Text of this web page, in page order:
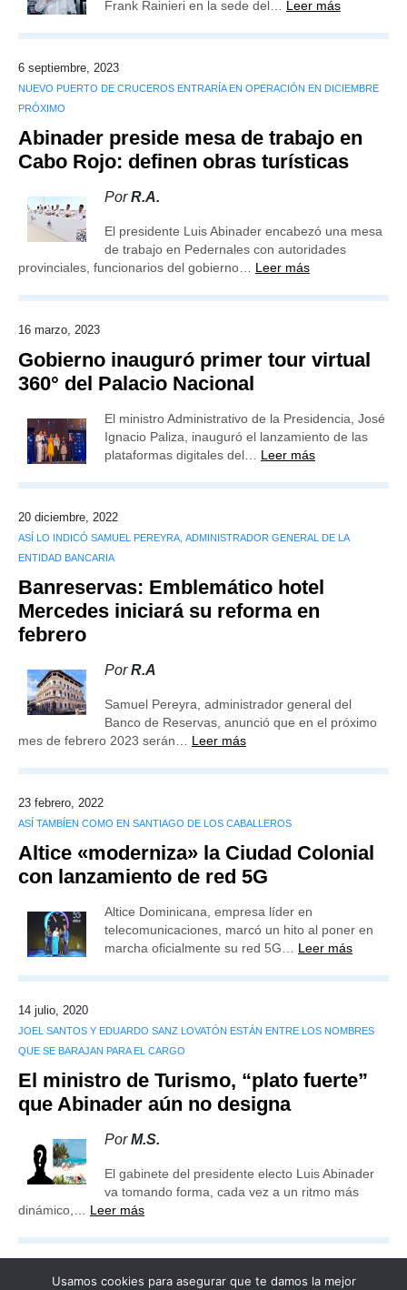
Frank Rainieri en la sede del… Leer más
6 septiembre, 2023
NUEVO PUERTO DE CRUCEROS ENTRARÍA EN OPERACIÓN EN DICIEMBRE
PRÓXIMO
Abinader preside mesa de trabajo en
Cabo Rojo: definen obras turísticas
PorR.A.
El presidente Luis Abinader encabezó una mesa
de trabajo en Pedernales con autoridades
provinciales, funcionarios del gobierno… Leer más
16 marzo, 2023
Gobierno inauguró primer tour virtual
360° del Palacio Nacional
El ministro Administrativo de la Presidencia, José
Ignacio Paliza, inauguró el lanzamiento de las
plataformas digitales del… Leer más
20 diciembre, 2022
ASÍ LO INDICÓ SAMUEL PEREYRA, ADMINISTRADOR GENERAL DE LA
ENTIDAD BANCARIA
Banreservas: Emblemático hotel
Mercedes iniciará su reforma en
febrero
PorR.A
Samuel Pereyra, administrador general del
Banco de Reservas, anunció que en el próximo
mes de febrero 2023 serán… Leer más
23 febrero, 2022
ASÍ TAMBÍEN COMO EN SANTIAGO DE LOS CABALLEROS
Altice «moderniza» la Ciudad Colonial
con lanzamiento de red 5G
Altice Dominicana, empresa líder en
telecomunicaciones, marcó un hito al poner en
marcha oficialmente su red 5G… Leer más
14 julio, 2020
JOEL SANTOS Y EDUARDO SANZ LOVATÓN ESTÁN ENTRE LOS NOMBRES
QUE SE BARAJAN PARA EL CARGO
El ministro de Turismo, “plato fuerte”
que Abinader aún no designa
PorM.S.
El gabinete del presidente electo Luis Abinader
va tomando forma, cada vez a un ritmo más
dinámico,… Leer más
Usamos cookies para asegurar que te damos la mejor